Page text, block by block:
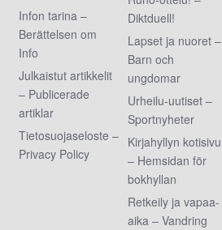
Infon tarina –
Berättelsen om
Info
Julkaistut artikkelit
– Publicerade
artiklar
Tietosuojaseloste –
Privacy Policy
Diktduell!
Lapset ja nuoret –
Barn och
ungdomar
Urheilu-uutiset –
Sportnyheter
Kirjahyllyn kotisivu
– Hemsidan för
bokhyllan
Retkeily ja vapaa-
aika – Vandring